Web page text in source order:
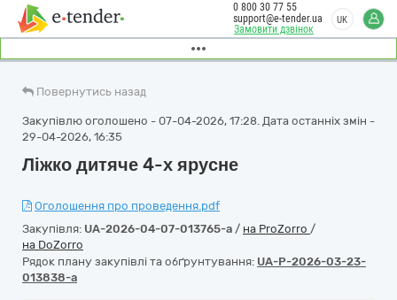
Замовити дзвінок
0 800 30 77 55
support@e-tender.ua
UK
Повернутись назад
Закупівлю оголошено - 07-04-2026, 17:28. Дата останніх змін -
29-04-2026, 16:35
Ліжко дитяче 4-х ярусне
Оголошення про проведення.pdf
Закупівля: UA-2026-04-07-013765-a / на ProZorro /
на DoZorro
Рядок плану закупівлі та обґрунтування: UA-P-2026-03-23-
013838-a